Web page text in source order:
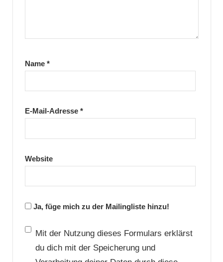
Name *
E-Mail-Adresse *
Website
Ja, füge mich zu der Mailingliste hinzu!
Mit der Nutzung dieses Formulars erklärst
du dich mit der Speicherung und